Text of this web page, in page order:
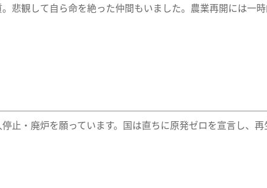
悲観して自ら命を絶った仲間もいました。農業再開には一
止・廃炉を願っています。国は直ちに原発ゼロを宣言し、